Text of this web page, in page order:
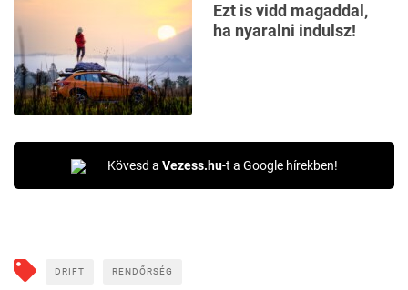
seconds
Ezt is vidd magaddal,
ha nyaralni indulsz!
Kövesd a Vezess.hu-t a Google hírekben!
DRIFT RENDŐRSÉG